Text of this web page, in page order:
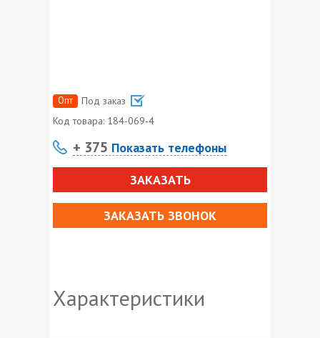
Опт
Под заказ
Код товара: 184-069-4
+ 375 Показать телефоны
ЗАКАЗАТЬ
ЗАКАЗАТЬ ЗВОНОК
Характеристики